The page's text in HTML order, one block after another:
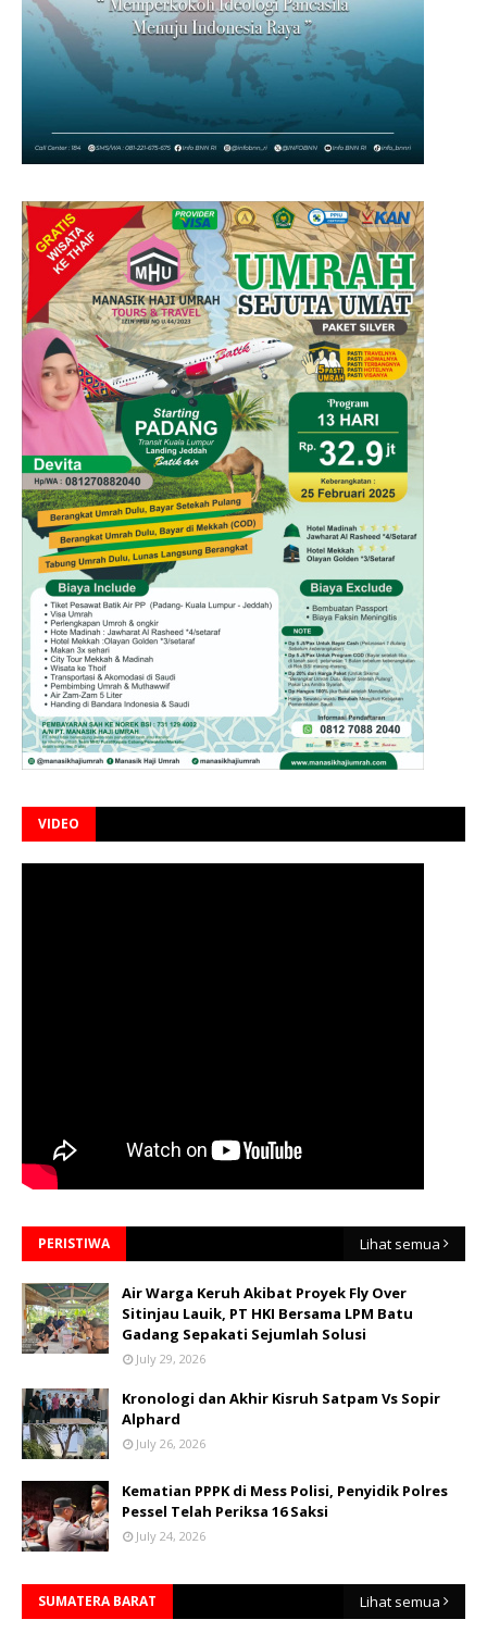
VIDEO
PERISTIWA Lihat semua
Air Warga Keruh Akibat Proyek Fly Over
Sitinjau Lauik, PT HKI Bersama LPM Batu
Gadang Sepakati Sejumlah Solusi
July 29, 2026
Kronologi dan Akhir Kisruh Satpam Vs Sopir
Alphard
July 26, 2026
Kematian PPPK di Mess Polisi, Penyidik Polres
Pessel Telah Periksa 16 Saksi
July 24, 2026
SUMATERA BARAT Lihat semua